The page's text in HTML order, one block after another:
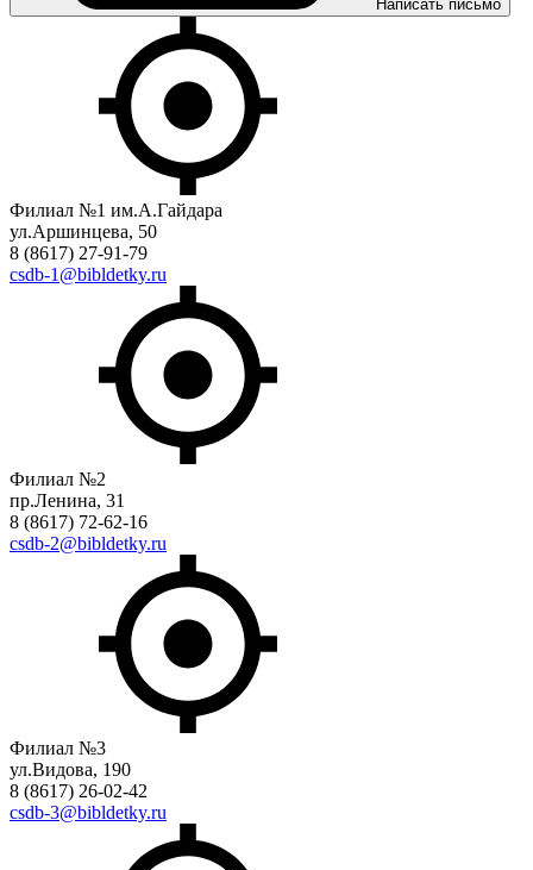
Написать письмо
Филиал №1 им.А.Гайдара
ул.Аршинцева, 50
8 (8617) 27-91-79
csdb-1@bibldetky.ru
Филиал №2
пр.Ленина, 31
8 (8617) 72-62-16
csdb-2@bibldetky.ru
Филиал №3
ул.Видова, 190
8 (8617) 26-02-42
csdb-3@bibldetky.ru